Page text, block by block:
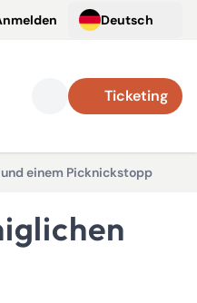
Deutsch
Ticketing
einem Picknickstopp